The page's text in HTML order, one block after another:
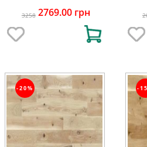
3258 2769.00 грн
-20% -